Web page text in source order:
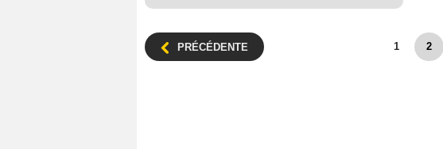
PRÉCÉDENTE 1 2